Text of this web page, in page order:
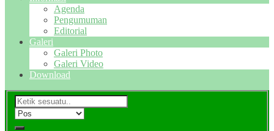
Agenda
Pengumuman
Editorial
Galeri
Galeri Photo
Galeri Video
Download